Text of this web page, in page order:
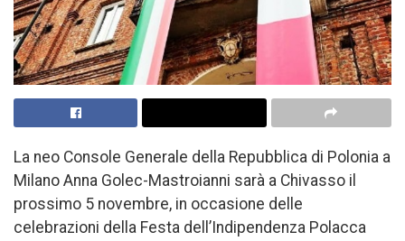
La neo Console Generale della Repubblica di Polonia a
Milano Anna Golec-Mastroianni sarà a Chivasso il
prossimo 5 novembre, in occasione delle
celebrazioni della Festa dell’Indipendenza Polacca